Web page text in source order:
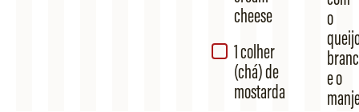
cheese
1 colher
(chá) de
mostarda
o
e o